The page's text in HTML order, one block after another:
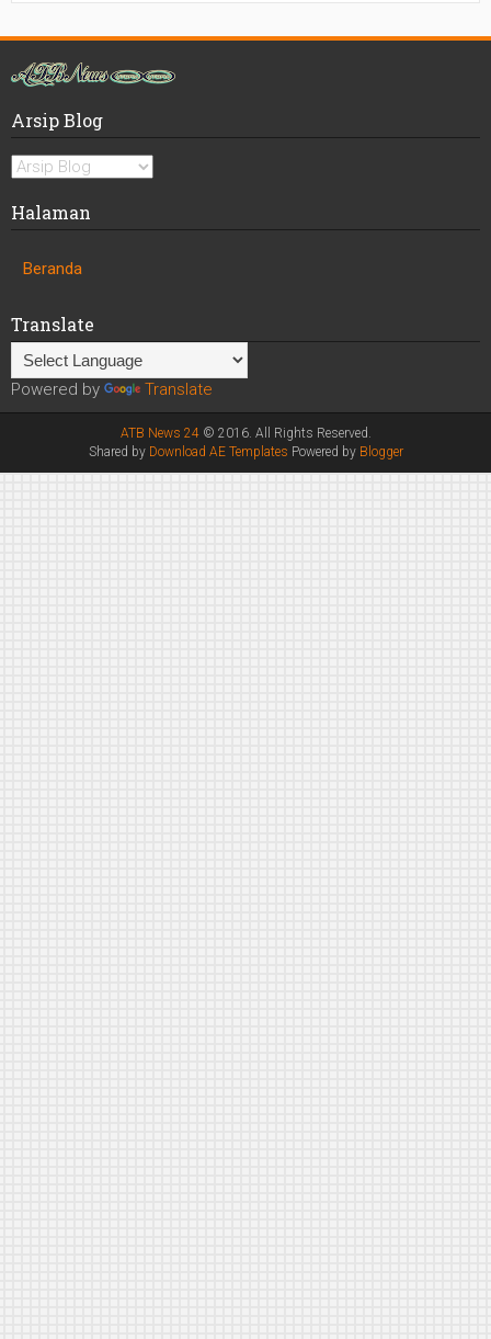
Arsip Blog
Halaman
Beranda
Translate
Powered by Translate
ATB News 24© 2016. All Rights Reserved.
Shared by Download AE Templates Powered by Blogger